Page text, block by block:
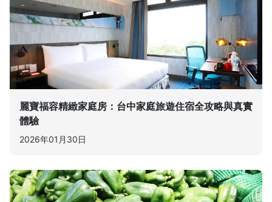
麗寶福容精緻家庭房：台中家庭旅遊住宿全攻略與真實
體驗
2026年01月30日